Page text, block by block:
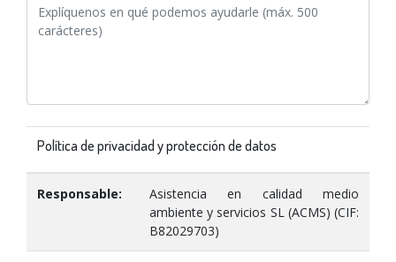
Política de privacidad y protección de datos
Responsable:
Asistencia en calidad medio
ambiente y servicios SL (ACMS) (CIF:
B82029703)